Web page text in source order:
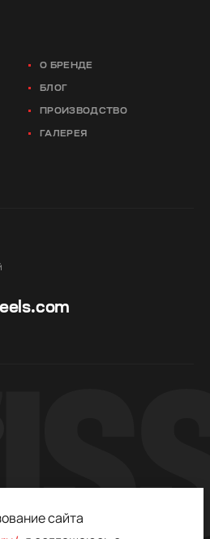
О БРЕНДЕ
БЛОГ
ПРОИЗВОДСТВО
ГАЛЕРЕЯ
сайта